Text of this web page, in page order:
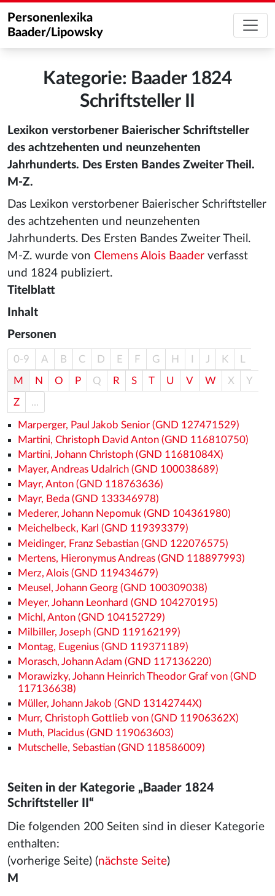
Personenlexika
Baader/Lipowsky
Kategorie: Baader 1824
Schriftsteller II
Lexikon verstorbener Baierischer Schriftsteller
des achtzehenten und neunzehenten
Jahrhunderts. Des Ersten Bandes Zweiter Theil.
M-Z.
Das Lexikon verstorbener Baierischer Schriftsteller
des achtzehenten und neunzehenten
Jahrhunderts. Des Ersten Bandes Zweiter Theil.
M-Z. wurde von Clemens Alois Baader verfasst
und 1824 publiziert.
Titelblatt
Inhalt
Personen
0-9 A B C D E F G H J K
M N O P Q R S T U V W X Y
Z ...
Marperger, Paul Jakob Senior (GND 127471529)
Martini, Christoph David Anton (GND 116810750)
Martini, Johann Christoph (GND 11681084X)
Mayer, Andreas Udalrich (GND 100038689)
Mayr, Anton (GND 118763636)
Mayr, Beda (GND 133346978)
Mederer, Johann Nepomuk (GND 104361980)
Meichelbeck, Karl (GND 119393379)
Meidinger, Franz Sebastian (GND 122076575)
Mertens, Hieronymus Andreas (GND 118897993)
Merz, Alois (GND 119434679)
Meusel, Johann Georg (GND 100309038)
Meyer, Johann Leonhard (GND 104270195)
Michl, Anton (GND 104152729)
Milbiller, Joseph (GND 119162199)
Montag, Eugenius (GND 119371189)
Morasch, Johann Adam (GND 117136220)
Morawizky, Johann Heinrich Theodor Graf von (GND
117136638)
Müller, Johann Jakob (GND 13142744X)
Murr, Christoph Gottlieb von (GND 11906362X)
Muth, Placidus (GND 119063603)
Mutschelle, Sebastian (GND 118586009)
Seiten in der Kategorie „Baader 1824
Schriftsteller II“
Die folgenden 200 Seiten sind in dieser Kategorie
enthalten:
(vorherige Seite) (nächste Seite)
M